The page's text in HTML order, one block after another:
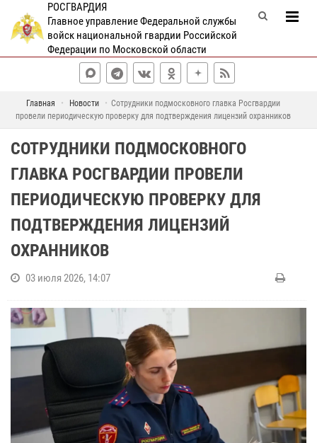
РОСГВАРДИЯ
Главное управление Федеральной службы
войск национальной гвардии Российской
Федерации по Московской области
Главная Новости
Сотрудники подмосковного главка Росгвардии
провели периодическую проверку для подтверждения лицензий охранников
СОТРУДНИКИ ПОДМОСКОВНОГО
ГЛАВКА РОСГВАРДИИ ПРОВЕЛИ
ПЕРИОДИЧЕСКУЮ ПРОВЕРКУ ДЛЯ
ПОДТВЕРЖДЕНИЯ ЛИЦЕНЗИЙ
ОХРАННИКОВ
03 июля 2026, 14:07